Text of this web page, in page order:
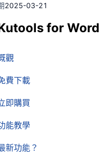
2025-03-21
for Word
觀
費下載
即購買
能教學
新功能？